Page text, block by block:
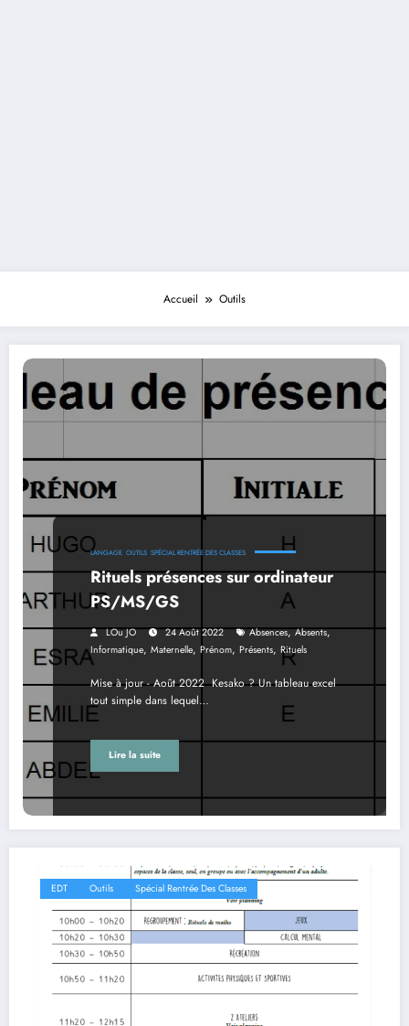
Accueil Outils
LANGAGE OUTILS SPÉCIAL RENTRÉE DES CLASSES
Rituels présences sur ordinateur
PS/MS/GS
LOu JO 24 Août 2022 Absences,Absents,
Informatique, Maternelle, Prénom, Présents, Rituels
Mise à jour - Août 2022 Kesako ? Un tableau excel
tout simple dans lequel…
Lire la suite
EDT Outils Spécial Rentrée Des Classes